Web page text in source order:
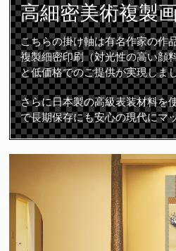
高細密美術複製
こちらの掛け軸は有名作家の作
複製細密印刷（対光性の高い顔
と低価格でのご提供が実現しま
さらに日本製の高級表装材料を
で長期保存にも安心の現代にマ